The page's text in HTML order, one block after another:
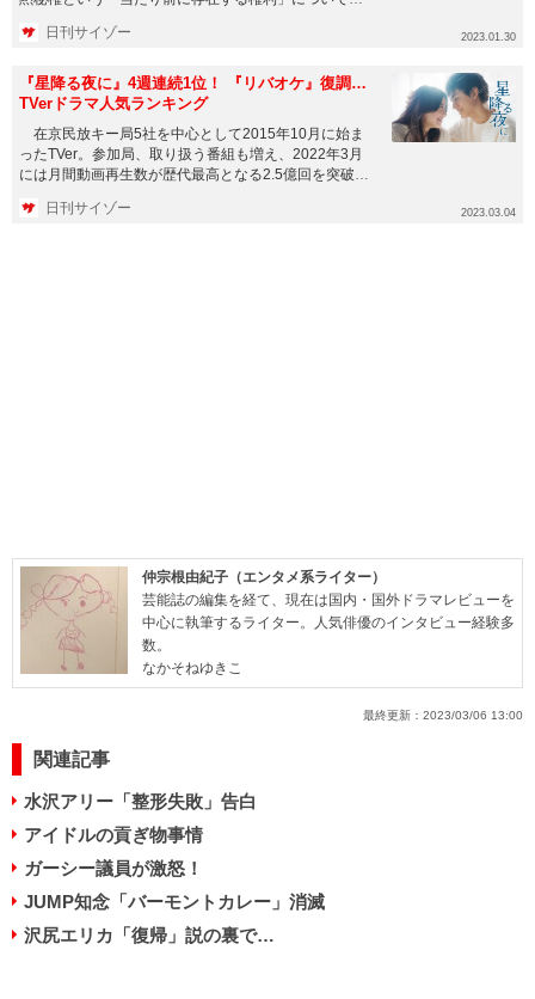
日刊サイゾー 2023.01.30
『星降る夜に』4週連続1位！ 『リバオケ』復調…
TVerドラマ人気ランキング
在京民放キー局5社を中心として2015年10月に始ま
ったTVer。参加局、取り扱う番組も増え、2022年3月
には月間動画再生数が歴代最高となる2.5億回を突破
日刊サイゾー 2023.03.04
仲宗根由紀子（エンタメ系ライター）
芸能誌の編集を経て、現在は国内・国外ドラマレビューを
中心に執筆するライター。人気俳優のインタビュー経験多
数。
なかそねゆきこ
最終更新： 2023/03/06 13:00
関連記事
水沢アリー「整形失敗」告白
アイドルの貢ぎ物事情
ガーシー議員が激怒！
JUMP知念「バーモントカレー」消滅
沢尻エリカ「復帰」説の裏で…